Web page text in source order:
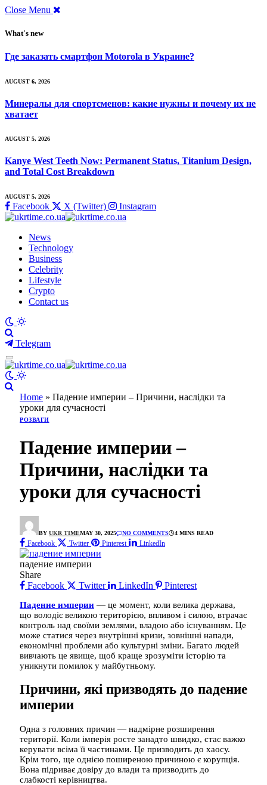
Close Menu
What's new
Где заказать смартфон Motorola в Украине?
AUGUST 6, 2026
Минералы для спортсменов: какие нужны и почему их не
хватает
AUGUST 5, 2026
Kanye West Teeth Now: Permanent Status, Titanium Design,
and Total Cost Breakdown
AUGUST 5, 2026
Facebook X (Twitter) Instagram
News
Technology
Business
Celebrity
Lifestyle
Crypto
Contact us
Telegram
Home » Падение империи – Причини, наслідки та
уроки для сучасності
РОЗВАГИ
Падение империи –
Причини, наслідки та
уроки для сучасності
BY UKR TIMEMAY 30, 2025 NO COMMENTS 4 MINS READ
Facebook Twitter Pinterest LinkedIn
падение империи
Share
Facebook
Twitter LinkedIn Pinterest
Падение империи — це момент, коли велика держава,
що володіє великою територією, впливом і силою, втрачає
контроль над своїми землями, владою або існуванням. Це
може статися через внутрішні кризи, зовнішні напади,
економічні проблеми або культурні зміни. Багато людей
вивчають це явище, щоб краще зрозуміти історію та
уникнути помилок у майбутньому.
Причини, які призводять до падение
империи
Одна з головних причин — надмірне розширення
території. Коли імперія росте занадто швидко, стає важко
керувати всіма її частинами. Це призводить до хаосу.
Крім того, ще однією поширеною причиною є корупція.
Вона підриває довіру до влади та призводить до
слабкості керівництва.